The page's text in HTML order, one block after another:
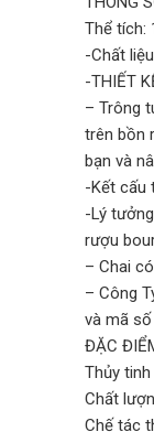
Thể tích:
-Chất
-THIẾT
– Trông
trên bồn
bạn và
-Kết cấu
-Lý
rượu
– Chai
– Công
và mã
ĐẶC
Thủy
Chất
Chế tác